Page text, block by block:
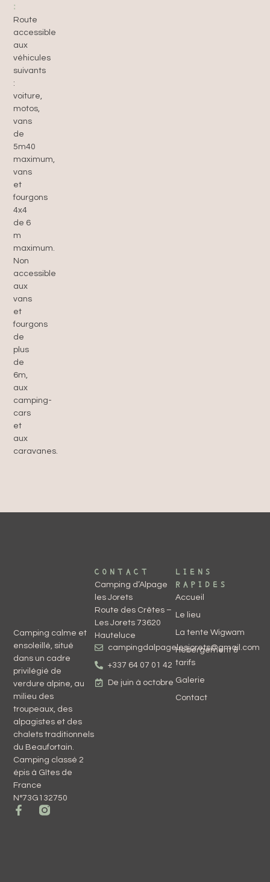
:
Route
accessible
aux
véhicules
suivants
:
voiture,
motos,
vans
de
5m40
maximum,
vans
et
fourgons
4x4
de 6
m
maximum.
Non
accessible
aux
vans
et
fourgons
de
plus
de
6m,
aux
camping-
cars
et
aux
caravanes.
Camping calme et
ensoleillé, situé
dans un cadre
privilégié de
verdure alpine, au
milieu des
troupeaux, des
alpagistes et des
chalets traditionnels
du Beaufortain.
Camping classé 2
épis à Gîtes de
France
N°73G132750
LIENS
RAPIDES
Accueil
Le lieu
La tente Wigwam
Hebergement &
tarifs
Galerie
Contact
CONTACT​
Camping d’Alpage
les Jorets
Route des Crêtes –
Les Jorets 73620
Hauteluce
campingdalpagelesjorets@gmail.com
+337 64 07 01 42
De juin à octobre